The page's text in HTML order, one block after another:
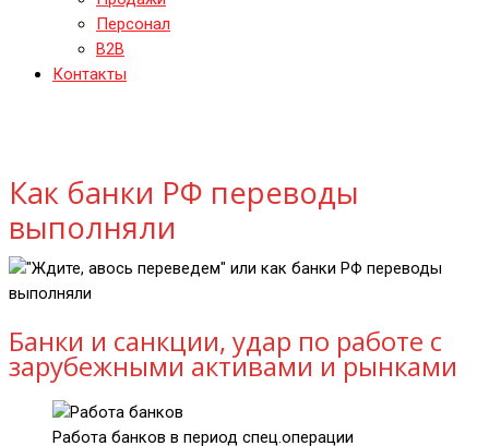
Персонал
B2B
Контакты
Как банки РФ переводы
выполняли
Банки и санкции, удар по работе с
зарубежными активами и рынками
Работа банков в период спец.операции